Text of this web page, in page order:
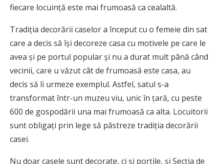
fiecare locuință este mai frumoasă ca cealaltă.
Tradiția decorării caselor a început cu o femeie din sat
care a decis să își decoreze casa cu motivele pe care le
avea și pe portul popular și nu a durat mult până când
vecinii, care u văzut cât de frumoasă este casa, au
decis să îi urmeze exemplul. Astfel, satul s-a
transformat într-un muzeu viu, unic în ţară, cu peste
600 de gospodării una mai frumoasă ca alta. Locuitorii
sunt obligați prin lege să păstreze tradiția decorării
casei.
Nu doar casele sunt decorate, ci și porțile, și Secția de